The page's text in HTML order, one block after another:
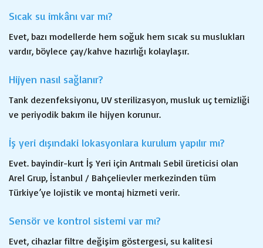
Sıcak su imkânı var mı?
Evet, bazı modellerde hem soğuk hem sıcak su muslukları
vardır, böylece çay/kahve hazırlığı kolaylaşır.
Hijyen nasıl sağlanır?
Tank dezenfeksiyonu, UV sterilizasyon, musluk uç temizliği
ve periyodik bakım ile hijyen korunur.
İş yeri dışındaki lokasyonlara kurulum yapılır mı?
Evet. bayindir-kurt İş Yeri için Arıtmalı Sebil üreticisi olan
Arel Grup, İstanbul / Bahçelievler merkezinden tüm
Türkiye’ye lojistik ve montaj hizmeti verir.
Sensör ve kontrol sistemi var mı?
Evet, cihazlar filtre değişim göstergesi, su kalitesi